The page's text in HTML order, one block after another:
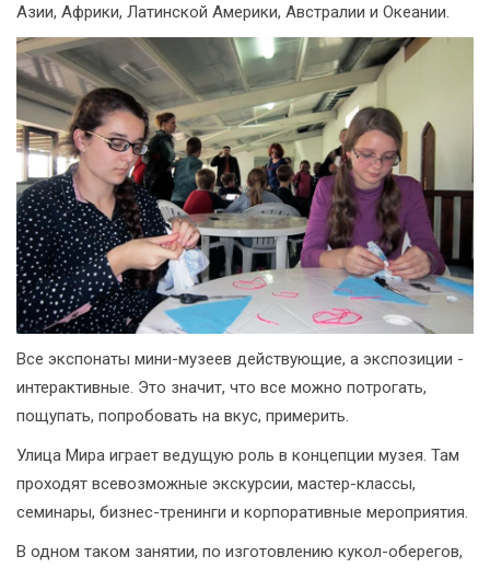
Азии, Африки, Латинской Америки, Австралии и Океании.
Все экспонаты мини-музеев действующие, а экспозиции -
интерактивные. Это значит, что все можно потрогать,
пощупать, попробовать на вкус, примерить.
Улица Мира играет ведущую роль в концепции музея. Там
проходят всевозможные экскурсии, мастер-классы,
семинары, бизнес-тренинги и корпоративные мероприятия.
В одном таком занятии, по изготовлению кукол-оберегов,